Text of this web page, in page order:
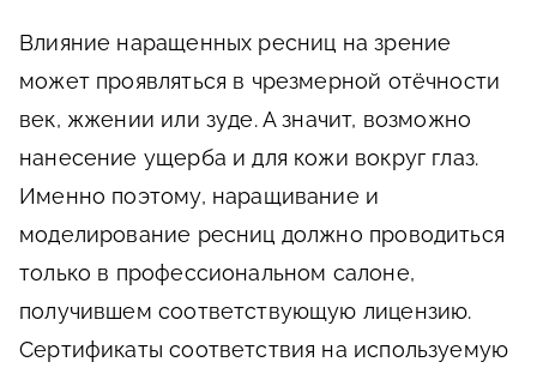
Влияние наращенных ресниц на зрение
может проявляться в чрезмерной отёчности
век, жжении или зуде. А значит, возможно
нанесение ущерба и для кожи вокруг глаз.
Именно поэтому, наращивание и
моделирование ресниц должно проводиться
только в профессиональном салоне,
получившем соответствующую лицензию.
Сертификаты соответствия на используемую